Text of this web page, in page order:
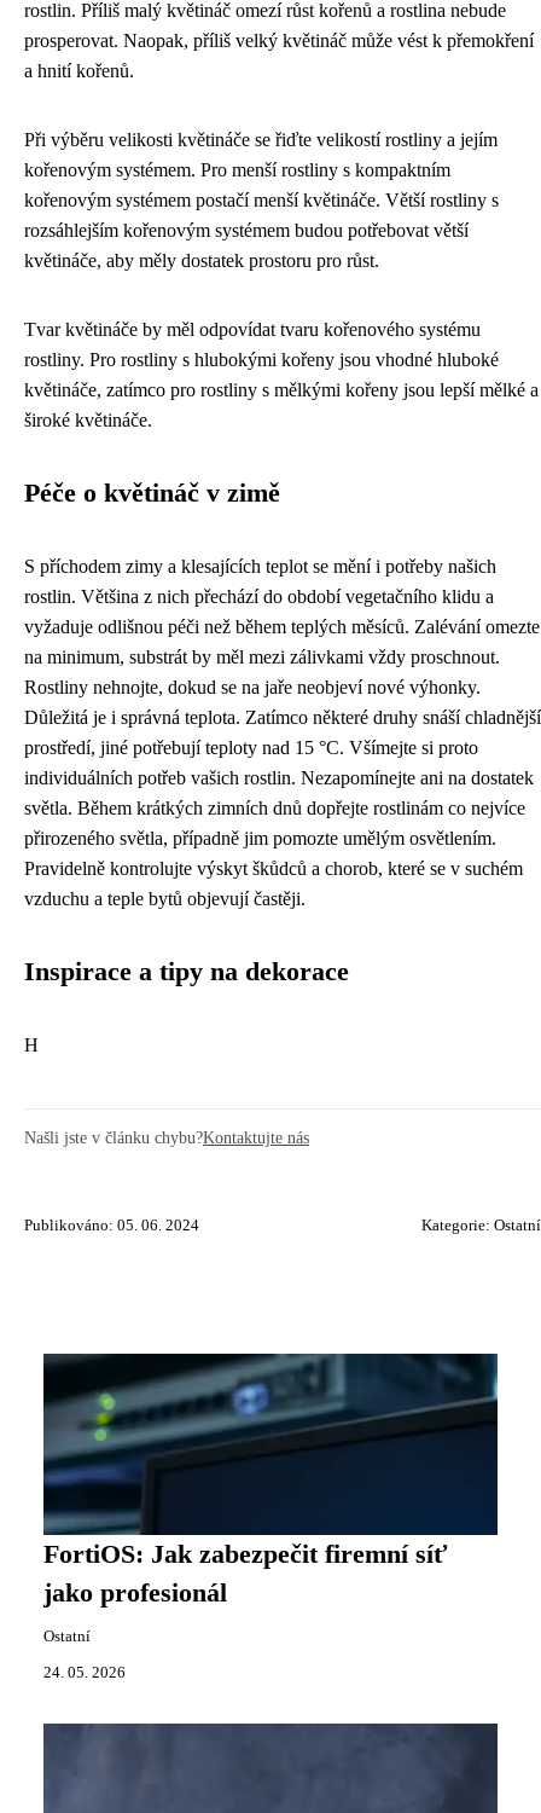
rostlin. Příliš malý květináč omezí růst kořenů a rostlina nebude
prosperovat. Naopak, příliš velký květináč může vést k přemokření
a hnití kořenů.
Při výběru velikosti květináče se řiďte velikostí rostliny a jejím
kořenovým systémem. Pro menší rostliny s kompaktním
kořenovým systémem postačí menší květináče. Větší rostliny s
rozsáhlejším kořenovým systémem budou potřebovat větší
květináče, aby měly dostatek prostoru pro růst.
Tvar květináče by měl odpovídat tvaru kořenového systému
rostliny. Pro rostliny s hlubokými kořeny jsou vhodné hluboké
květináče, zatímco pro rostliny s mělkými kořeny jsou lepší mělké a
široké květináče.
Péče o květináč v zimě
S příchodem zimy a klesajících teplot se mění i potřeby našich
rostlin. Většina z nich přechází do období vegetačního klidu a
vyžaduje odlišnou péči než během teplých měsíců. Zalévání omezte
na minimum, substrát by měl mezi zálivkami vždy proschnout.
Rostliny nehnojte, dokud se na jaře neobjeví nové výhonky.
Důležitá je i správná teplota. Zatímco některé druhy snáší chladnější
prostředí, jiné potřebují teploty nad 15 °C. Všímejte si proto
individuálních potřeb vašich rostlin. Nezapomínejte ani na dostatek
světla. Během krátkých zimních dnů dopřejte rostlinám co nejvíce
přirozeného světla, případně jim pomozte umělým osvětlením.
Pravidelně kontrolujte výskyt škůdců a chorob, které se v suchém
vzduchu a teple bytů objevují častěji.
Inspirace a tipy na dekorace
H
Našli jste v článku chybu?Kontaktujte nás
Publikováno: 05. 06. 2024 Kategorie: Ostatní
FortiOS: Jak zabezpečit firemní síť
jako profesionál
Ostatní
24. 05. 2026